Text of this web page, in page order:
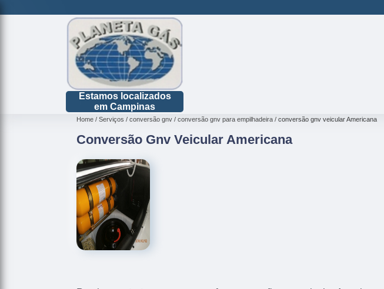
Estamos localizados
em Campinas
Home Serviços conversão gnv conversão gnv para empilhadeira conversão gnv veicular Americana
Conversão Gnv Veicular Americana